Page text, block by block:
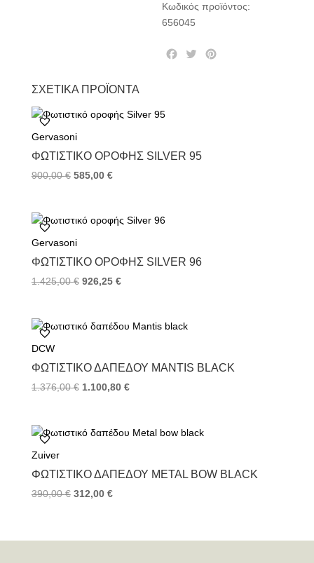
Κωδικός προϊόντος:
656045
k
T
ΣΧΕΤΙΚΆ ΠΡΟΪΌΝΤΑ
Gervasoni
ΦΩΤΙΣΤΙΚΌ ΟΡΟΦΉΣ SILVER 95
900,00€ 585,00 €
Gervasoni
ΦΩΤΙΣΤΙΚΌ ΟΡΟΦΉΣ SILVER 96
1.425,00€ 926,25 €
DCW
ΦΩΤΙΣΤΙΚΌ ΔΑΠΈΔΟΥ MANTIS BLACK
1.376,00€ 1.100,80 €
Zuiver
ΦΩΤΙΣΤΙΚΌ ΔΑΠΈΔΟΥ METAL BOW BLACK
390,00€ 312,00 €